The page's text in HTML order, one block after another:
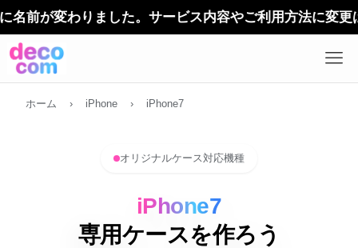
ホーム › iPhone › iPhone7
オリジナルケース対応機種
iPhone7
専用ケースを作ろう